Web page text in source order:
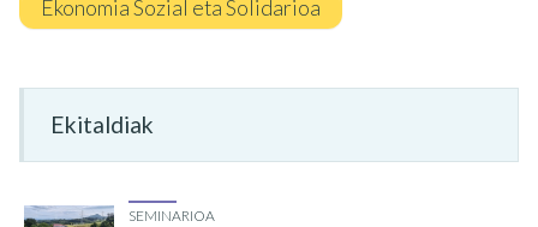
Ekonomia Sozial eta Solidarioa
Ekitaldiak
SEMINARIOA